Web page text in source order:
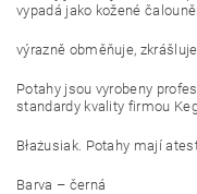
vypadá jako kožené
výrazně obměňuje,
Potahy jsou vyrobeny
standardy kvality firmou
Błażusiak. Potahy mají
Barva – černá